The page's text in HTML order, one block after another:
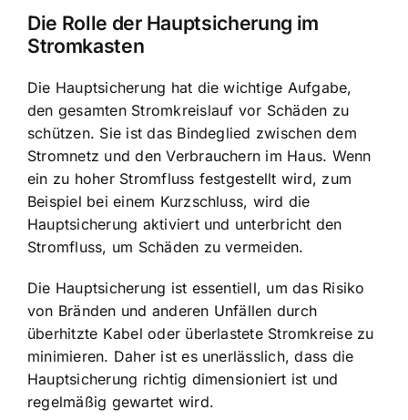
Die Rolle der Hauptsicherung im
Stromkasten
Die Hauptsicherung hat die wichtige Aufgabe,
den gesamten Stromkreislauf vor Schäden zu
schützen. Sie ist das Bindeglied zwischen dem
Stromnetz und den Verbrauchern im Haus. Wenn
ein zu hoher Stromfluss festgestellt wird, zum
Beispiel bei einem Kurzschluss, wird die
Hauptsicherung aktiviert und unterbricht den
Stromfluss, um Schäden zu vermeiden.
Die Hauptsicherung ist essentiell, um das Risiko
von Bränden und anderen Unfällen durch
überhitzte Kabel oder überlastete Stromkreise zu
minimieren. Daher ist es unerlässlich, dass die
Hauptsicherung richtig dimensioniert ist und
regelmäßig gewartet wird.